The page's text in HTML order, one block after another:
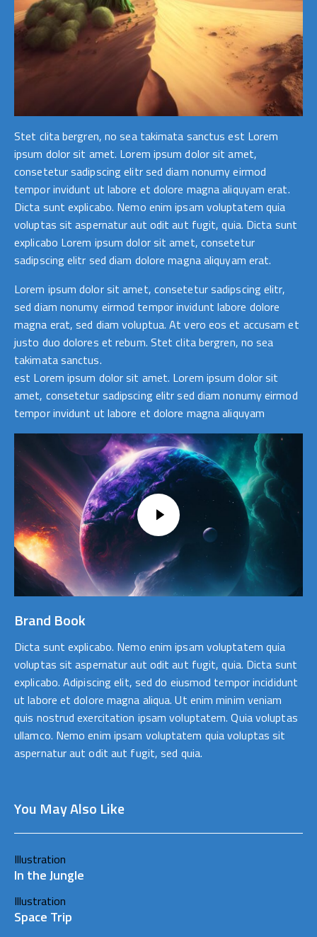
Stet clita bergren, no sea takimata sanctus est Lorem
ipsum dolor sit amet. Lorem ipsum dolor sit amet,
consetetur sadipscing elitr sed diam nonumy eirmod
tempor invidunt ut labore et dolore magna aliquyam erat.
Dicta sunt explicabo. Nemo enim ipsam voluptatem quia
voluptas sit aspernatur aut odit aut fugit, quia. Dicta sunt
explicabo Lorem ipsum dolor sit amet, consetetur
sadipscing elitr sed diam dolore magna aliquyam erat.
Lorem ipsum dolor sit amet, consetetur sadipscing elitr,
sed diam nonumy eirmod tempor invidunt labore dolore
magna erat, sed diam voluptua. At vero eos et accusam et
justo duo dolores et rebum. Stet clita bergren, no sea
takimata sanctus.
est Lorem ipsum dolor sit amet. Lorem ipsum dolor sit
amet, consetetur sadipscing elitr sed diam nonumy eirmod
tempor invidunt ut labore et dolore magna aliquyam
Brand Book
Dicta sunt explicabo. Nemo enim ipsam voluptatem quia
voluptas sit aspernatur aut odit aut fugit, quia. Dicta sunt
explicabo. Adipiscing elit, sed do eiusmod tempor incididunt
ut labore et dolore magna aliqua. Ut enim minim veniam
quis nostrud exercitation ipsam voluptatem. Quia voluptas
ullamco. Nemo enim ipsam voluptatem quia voluptas sit
aspernatur aut odit aut fugit, sed quia.
You May Also Like
Illustration
In the Jungle
Illustration
Space Trip